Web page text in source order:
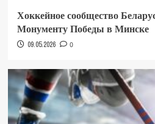
Хоккейное сообщество
Монументу Победы в Минске
09.05.2026 0